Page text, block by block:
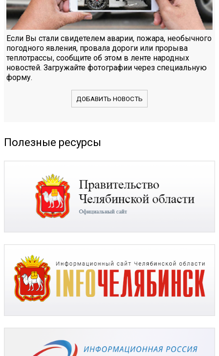
Если Вы стали свидетелем аварии, пожара, необычного
погодного явления, провала дороги или прорыва
теплотрассы, сообщите об этом в ленте народных
новостей. Загружайте фотографии через специальную
форму.
ДОБАВИТЬ НОВОСТЬ
Полезные ресурсы